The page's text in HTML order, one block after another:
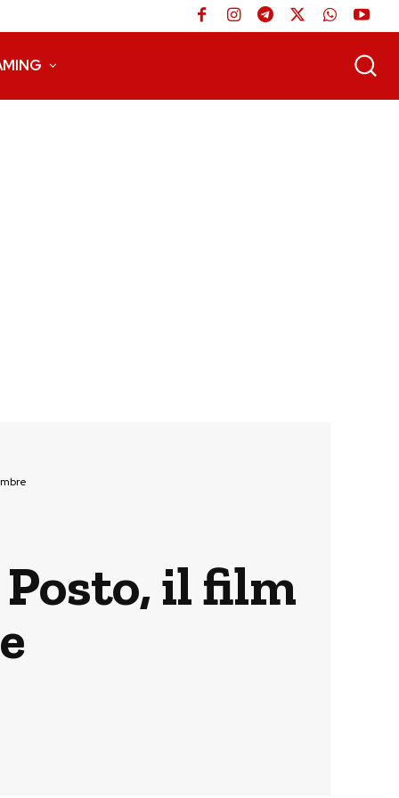
il film